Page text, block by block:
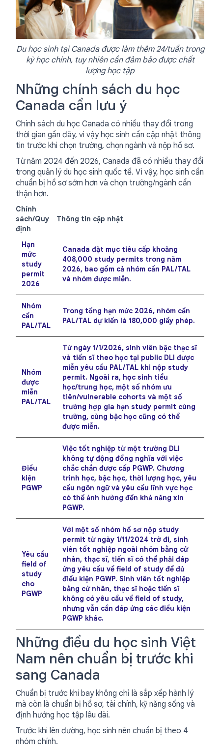
Du học sinh tại Canada được làm thêm 24/tuần trong
kỳ học chính, tuy nhiên cần đảm bảo được chất
lượng học tập
Những chính sách du học
Canada cần lưu ý
Chính sách du học Canada có nhiều thay đổi trong
thời gian gần đây, vì vậy học sinh cần cập nhật thông
tin trước khi chọn trường, chọn ngành và nộp hồ sơ.
Từ năm 2024 đến 2026, Canada đã có nhiều thay đổi
trong quản lý du học sinh quốc tế. Vì vậy, học sinh cần
chuẩn bị hồ sơ sớm hơn và chọn trường/ngành cẩn
thận hơn.
Chính
sách/Quy
định
Thông tin cập nhật
Hạn
mức
study
permit
2026
Canada đặt mục tiêu cấp khoảng
408,000 study permits trong năm
2026, bao gồm cả nhóm cần PAL/TAL
và nhóm được miễn.
Nhóm
cần
PAL/TAL
Trong tổng hạn mức 2026, nhóm cần
PAL/TAL dự kiến là 180,000 giấy phép.
Nhóm
được
miễn
PAL/TAL
Từ ngày 1/1/2026, sinh viên bậc thạc sĩ
và tiến sĩ theo học tại public DLI được
miễn yêu cầu PAL/TAL khi nộp study
permit. Ngoài ra, học sinh tiểu
học/trung học, một số nhóm ưu
tiên/vulnerable cohorts và một số
trường hợp gia hạn study permit cùng
trường, cùng bậc học cũng có thể
được miễn.
Điều
kiện
PGWP
Việc tốt nghiệp từ một trường DLI
không tự động đồng nghĩa với việc
chắc chắn được cấp PGWP. Chương
trình học, bậc học, thời lượng học, yêu
cầu ngôn ngữ và yêu cầu lĩnh vực học
có thể ảnh hưởng đến khả năng xin
PGWP.
Yêu cầu
field of
study
cho
PGWP
Với một số nhóm hồ sơ nộp study
permit từ ngày 1/11/2024 trở đi, sinh
viên tốt nghiệp ngoài nhóm bằng cử
nhân, thạc sĩ, tiến sĩ có thể phải đáp
ứng yêu cầu về field of study để đủ
điều kiện PGWP. Sinh viên tốt nghiệp
bằng cử nhân, thạc sĩ hoặc tiến sĩ
không có yêu cầu về field of study,
nhưng vẫn cần đáp ứng các điều kiện
PGWP khác.
Những điều du học sinh Việt
Nam nên chuẩn bị trước khi
sang Canada
Chuẩn bị trước khi bay không chỉ là sắp xếp hành lý
mà còn là chuẩn bị hồ sơ, tài chính, kỹ năng sống và
định hướng học tập lâu dài.
Trước khi lên đường, học sinh nên chuẩn bị theo 4
nhóm chính.